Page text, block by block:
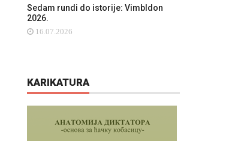
Sedam rundi do istorije: Vimbldon
2026.
16.07.2026
KARIKATURA